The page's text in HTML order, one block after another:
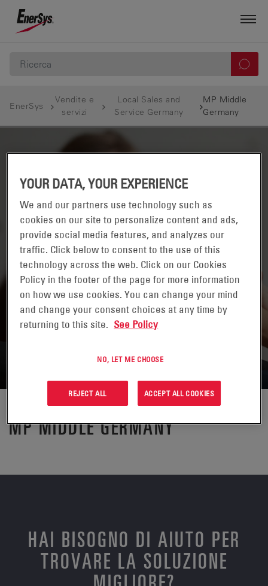
EnerSys
Vendite e
servizi
Local Sales and
Service Germany
MP Middle
Germany
MP MIDDLE GERMANY
HAI BISOGNO DI AIUTO PER
TROVARE LA SOLUZIONE
YOUR DATA, YOUR EXPERIENCE
We and our partners use technology such as
cookies on our site to personalize content and ads,
provide social media features, and analyzes our
traffic. Click below to consent to the use of this
technology across the web. Click on our Cookies
Policy in the footer of the page for more information
on how we use cookies. You can change your mind
and change your consent choices at any time by
returning to this site. See Policy
NO, LET ME CHOOSE
REJECT ALL ACCEPT ALL COOKIES